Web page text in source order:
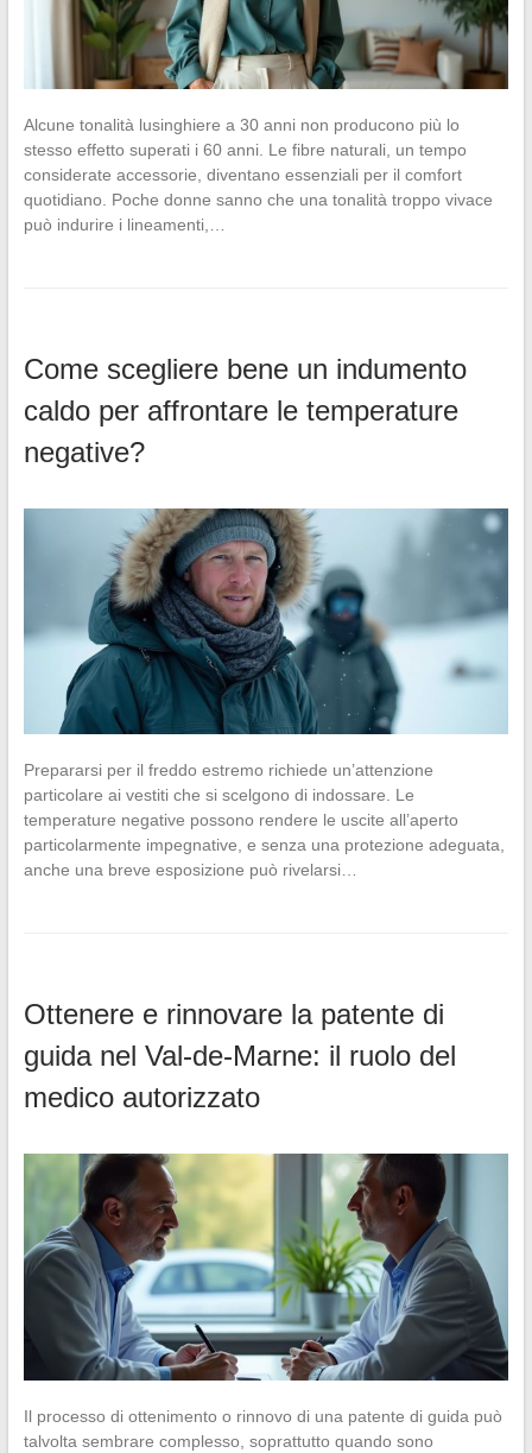
Alcune tonalità lusinghiere a 30 anni non producono più lo
stesso effetto superati i 60 anni. Le fibre naturali, un tempo
considerate accessorie, diventano essenziali per il comfort
quotidiano. Poche donne sanno che una tonalità troppo vivace
può indurire i lineamenti,…
Come scegliere bene un indumento
caldo per affrontare le temperature
negative?
Prepararsi per il freddo estremo richiede un’attenzione
particolare ai vestiti che si scelgono di indossare. Le
temperature negative possono rendere le uscite all’aperto
particolarmente impegnative, e senza una protezione adeguata,
anche una breve esposizione può rivelarsi…
Ottenere e rinnovare la patente di
guida nel Val-de-Marne: il ruolo del
medico autorizzato
Il processo di ottenimento o rinnovo di una patente di guida può
talvolta sembrare complesso, soprattutto quando sono